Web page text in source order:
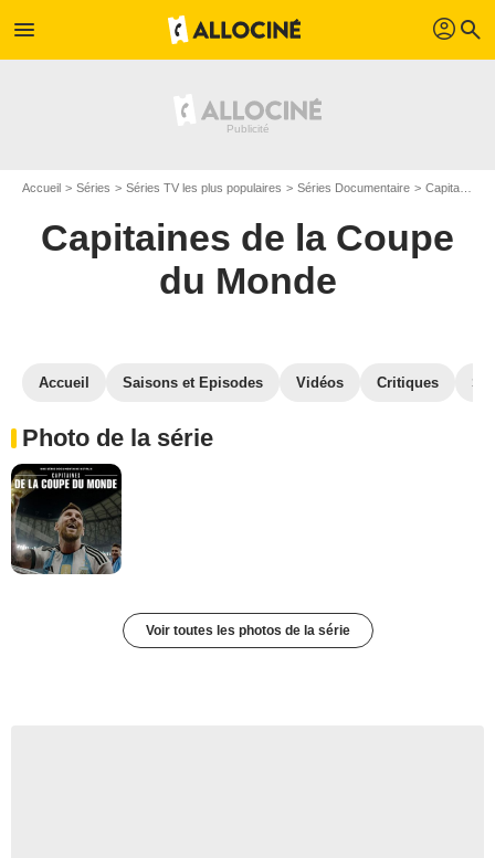
menu profil search
Accueil Séries Séries TV les plus populaires Séries Documentaire Capitaines de la Coupe du Monde
Capitaines de la Coupe
du Monde
Accueil Saisons et Episodes Vidéos Critiques
Photo de la série
Voir toutes les photos de la série